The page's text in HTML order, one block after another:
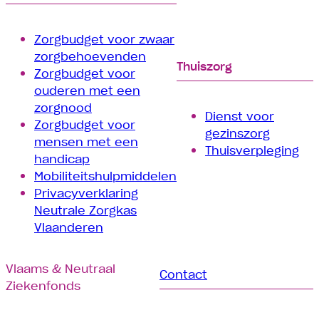
Zorgbudget voor zwaar
zorgbehoevenden
Zorgbudget voor
ouderen met een
zorgnood
Zorgbudget voor
mensen met een
handicap
Mobiliteitshulpmiddelen
Privacyverklaring
Neutrale Zorgkas
Vlaanderen
Thuiszorg
Dienst voor
gezinszorg
Thuisverpleging
Vlaams & Neutraal
Ziekenfonds
Contact